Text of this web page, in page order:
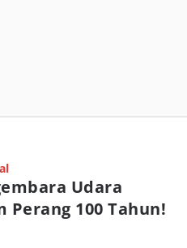
Udara
Perang 100 Tahun!